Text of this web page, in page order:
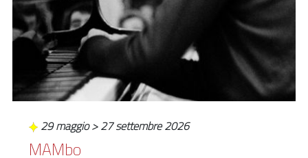
29 maggio > 27 settembre 2026
MAMbo